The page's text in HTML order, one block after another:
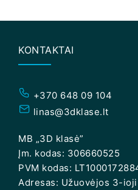
KONTAKTAI
+370 648 09 104
linas@3dklase.lt
MB „3D klasė”
Įm. kodas: 306660525
PVM kodas:
Adresas: Užuovėjos 3-